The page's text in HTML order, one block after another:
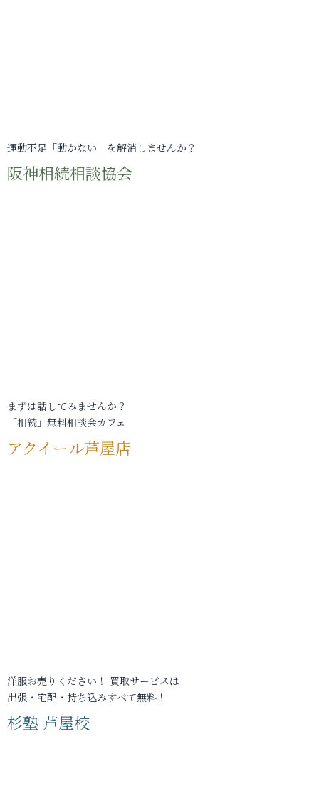
運動不足「動かない」を解消しませんか？
阪神相続相談協会
まずは話してみませんか？
「相続」無料相談会カフェ
アクイール芦屋店
洋服お売りください！ 買取サービスは
出張・宅配・持ち込みすべて無料！
杉塾 芦屋校